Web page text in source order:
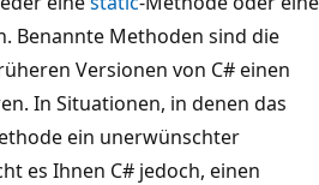
Benannte Methoden sind die
Versionen von C# einen
In Situationen, in denen das
ein unerwünschter
es Ihnen C# jedoch, einen